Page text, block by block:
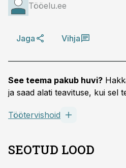
Tööelu.ee
Jaga Vihja
See teema pakub huvi?
ja saad alati teavituse, kui sel
Töötervishoid
SEOTUD LOOD